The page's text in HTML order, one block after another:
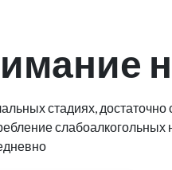
стадиях, достаточно
слабоалкогольных